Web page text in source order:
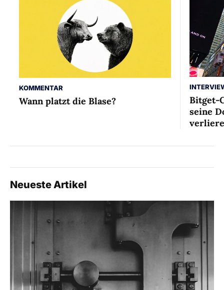
KOMMENTAR
Wann platzt die Blase?
Bitget-
seine
Neueste Artikel